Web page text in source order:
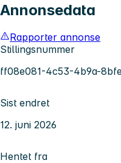
Annonsedata
Rapporter annonse
Stillingsnummer
ff08e081-4c53-4b9a-
Sist endret
12. juni 2026
Hentet fra